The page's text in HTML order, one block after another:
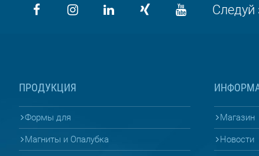
Следуй
ПРОДУКЦИЯ
Формы для
Магниты и Опалубка
Магазин
Новости